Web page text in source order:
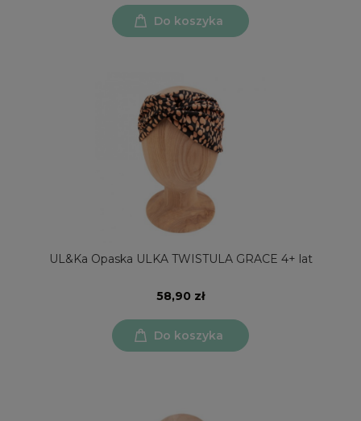
Do koszyka
UL&Ka Opaska ULKA TWISTULA GRACE 4+ lat
58,90 zł
Do koszyka